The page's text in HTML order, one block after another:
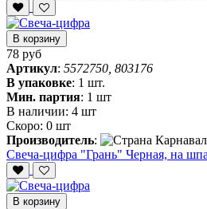
В корзину
78 руб
Артикул: 5572750, 803176
В упаковке: 1 шт.
Мин. партия: 1 шт
В наличии: 4 шт
Скоро: 0 шт
Производитель:
Свеча-цифра "‎Грань" Черная, на
В корзину